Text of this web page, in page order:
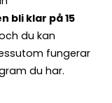
bli klar på 15
du kan
fungerar
du har.